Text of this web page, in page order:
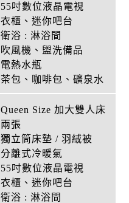
55吋數位液晶電視
衣櫃、迷你吧台
衛浴 : 淋浴間
吹風機、盥洗備品
電熱水瓶
茶包、咖啡包、礦泉水
Queen Size 加大雙人床
兩張
獨立筒床墊 / 羽絨被
分離式冷暖氣
55吋數位液晶電視
衣櫃、迷你吧台
衛浴 : 淋浴間